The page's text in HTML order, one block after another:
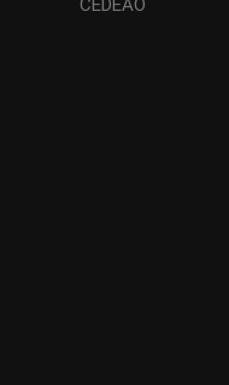
CEDEAO